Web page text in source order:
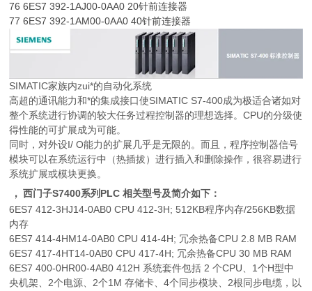
76 6ES7 392-1AJ00-0AA0 20针前连接器
77 6ES7 392-1AM00-0AA0 40针前连接器
SIMATIC家族内zui*的自动化系统
高超的通讯能力和*的集成接口使SIMATIC S7-400成为极适合诸如对
整个系统进行协调的较大任务过程控制器的理想选择。CPU的分级使
得性能的可扩展成为可能。
同时，对外设I/ O能力的扩展几乎是无限的。而且，程序控制器信号
模块可以在系统运行中（热插拔）进行插入和删除操作，很容易进行
系统扩展或模块更换。
，西门子S7400系列PLC 相关型号及简介如下：
6ES7 412-3HJ14-0AB0 CPU 412-3H; 512KB程序内存/256KB数据
内存
6ES7 414-4HM14-0AB0 CPU 414-4H; 冗余热备CPU 2.8 MB RAM
6ES7 417-4HT14-0AB0 CPU 417-4H; 冗余热备CPU 30 MB RAM
6ES7 400-0HR00-4AB0 412H 系统套件包括 2 个CPU、1个H型中
央机架、2个电源、2个1M 存储卡、4个同步模块、2根同步电缆，以